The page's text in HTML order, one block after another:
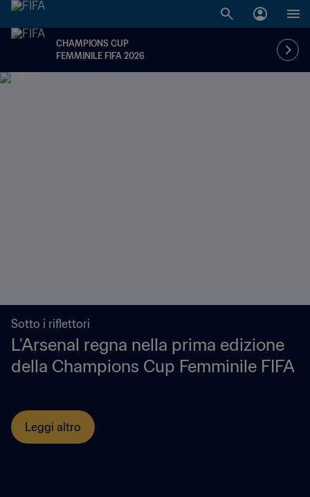
CHAMPIONS CUP
FEMMINILE FIFA 2026
Sotto i riflettori
L'Arsenal regna nella prima edizione
della Champions Cup Femminile FIFA
Leggi altro